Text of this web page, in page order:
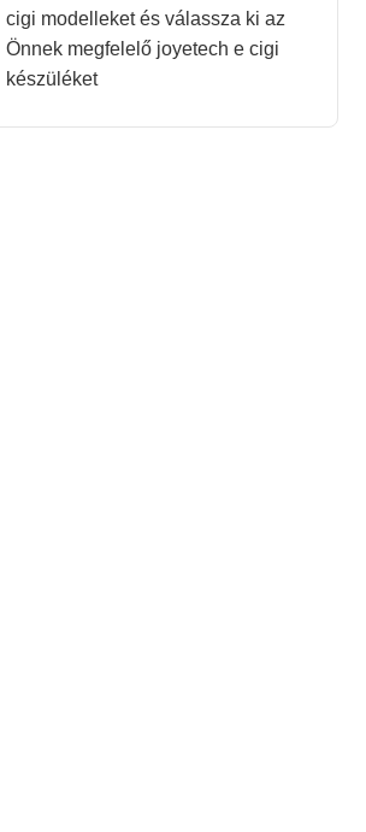
cigi modelleket és válassza ki az
Önnek megfelelő joyetech e cigi
készüléket